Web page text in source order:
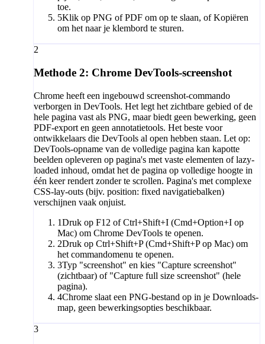
toe.
5Klik op PNG of PDF om op te slaan, of Kopiëren
om het naar je klembord te sturen.
2
Methode 2: Chrome DevTools-screenshot
Chrome heeft een ingebouwd screenshot-commando
verborgen in DevTools. Het legt het zichtbare gebied of de
hele pagina vast als PNG, maar biedt geen bewerking, geen
PDF-export en geen annotatietools. Het beste voor
ontwikkelaars die DevTools al open hebben staan. Let op:
DevTools-opname van de volledige pagina kan kapotte
beelden opleveren op pagina's met vaste elementen of lazy-
loaded inhoud, omdat het de pagina op volledige hoogte in
één keer rendert zonder te scrollen. Pagina's met complexe
CSS-lay-outs (bijv. position: fixed navigatiebalken)
verschijnen vaak onjuist.
1Druk op F12 of Ctrl+Shift+I (Cmd+Option+I op
Mac) om Chrome DevTools te openen.
2Druk op Ctrl+Shift+P (Cmd+Shift+P op Mac) om
het commandomenu te openen.
3Typ "screenshot" en kies "Capture screenshot"
(zichtbaar) of "Capture full size screenshot" (hele
pagina).
4Chrome slaat een PNG-bestand op in je Downloads-
map, geen bewerkingsopties beschikbaar.
3